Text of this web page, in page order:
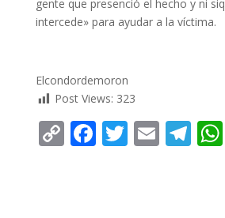
gente que presenció el hecho y ni
intercede» para ayudar a la víctima.
Elcondordemoron
Post Views: 323
C F T E T